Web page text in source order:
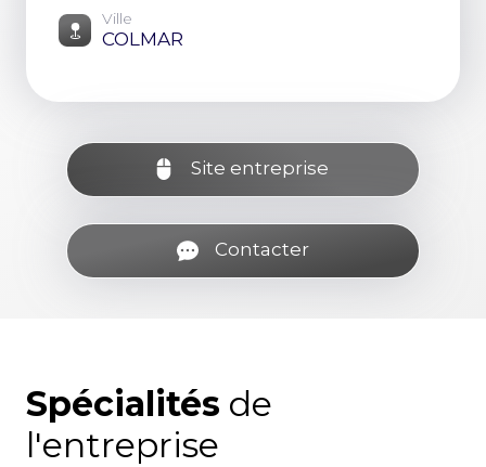
Ville
COLMAR
Site entreprise
Contacter
Spécialités de
l'entreprise